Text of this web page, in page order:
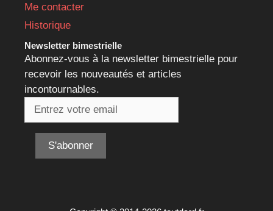
Me contacter
Historique
Newsletter bimestrielle
Abonnez-vous à la newsletter bimestrielle pour
recevoir les nouveautés et articles
incontournables.